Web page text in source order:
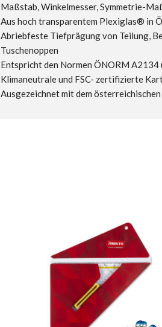
Maßstab, Winkelmesser, Symmetrie-
Aus hoch transparentem Plexiglas® in
Abriebfeste Tiefprägung von Teilung,
Tuschenoppen
Entspricht den Normen ÖNORM A2134
Klimaneutrale und FSC- zertifizierte
Ausgezeichnet mit dem